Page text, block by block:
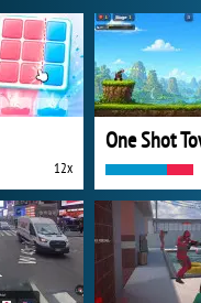
12x